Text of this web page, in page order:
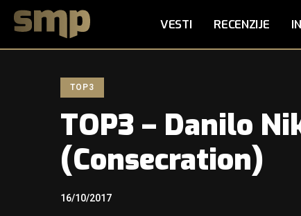
VESTI RECENZIJE
TOP3
TOP3 – Danilo
(Consecration)
16/10/2017